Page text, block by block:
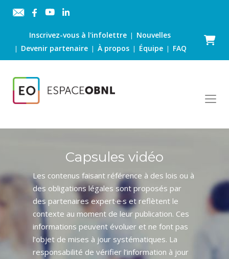
Inscrivez-vous à l'infolettre| Nouvelles
| Devenir partenaire |À propos | Équipe | FAQ
Panier
Capsules vidéo
Les contenus faisant référence à des lois ou à
des obligations légales sont proposés par
des partenaires expert·e·s et reflètent le
contexte au moment de leur publication. Ces
informations peuvent évoluer et ne font pas
l’objet de mises à jour systématiques. La
responsabilité de vérifier l’information à jour